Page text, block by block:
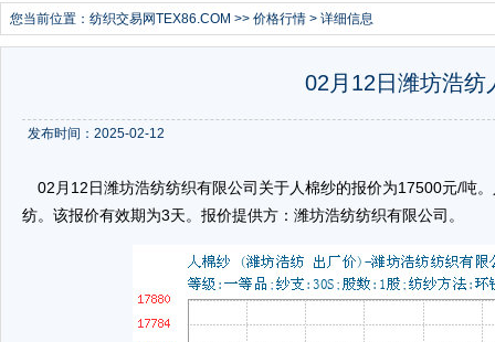
您当前位置： 纺织交易网TEX86.COM >> 价格行情 > 详细信息
02月12日潍坊浩纺
发布时间：2025-02-12
02月12日潍坊浩纺纺织有限公司关于人棉纱的报价为17500元/吨
纺。该报价有效期为3天。报价提供方：潍坊浩纺纺织有限公司。